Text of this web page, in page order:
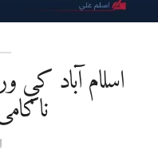
اسلام آباد کې